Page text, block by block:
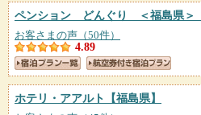
ペンション どんぐり ＜福島県＞
お客さまの声（50件）
4.89
ホテリ・アアルト 【福島県】